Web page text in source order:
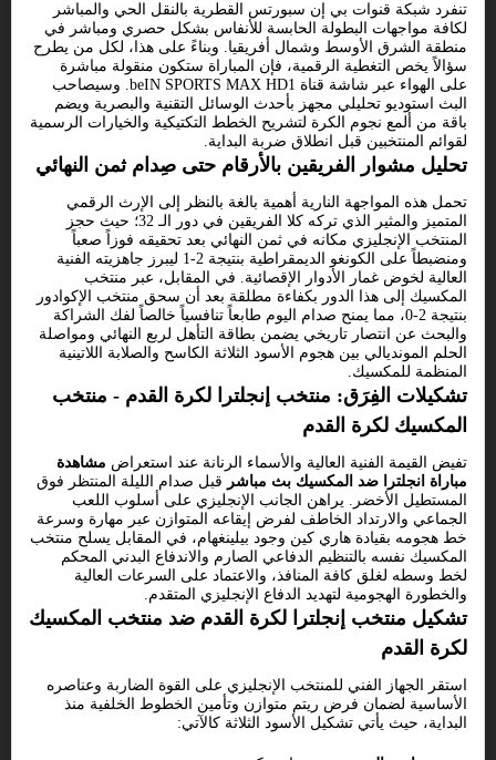
تنفرد شبكة قنوات بي إن سبورتس القطرية بالنقل الحي والمباشر
لكافة مواجهات البطولة الحابسة للأنفاس بشكل حصري ومباشر في
منطقة الشرق الأوسط وشمال أفريقيا. وبناءً على هذا، لكل من يطرح
سؤالاً يخص التغطية الرقمية، فإن المباراة ستكون منقولة مباشرة
على الهواء عبر شاشة قناة beIN SPORTS MAX HD1. وسيصاحب
البث استوديو تحليلي مجهز بأحدث الوسائل التقنية والبصرية ويضم
باقة من ألمع نجوم الكرة لتشريح الخطط التكتيكية والخيارات الرسمية
لقوائم المنتخبين قبل انطلاق ضربة البداية.
تحليل مشوار الفريقين بالأرقام حتى صِدام ثمن النهائي
تحمل هذه المواجهة النارية أهمية بالغة بالنظر إلى الإرث الرقمي
المتميز والمثير الذي تركه كلا الفريقين في دور الـ 32؛ حيث حجز
المنتخب الإنجليزي مكانه في ثمن النهائي بعد تحقيقه فوزاً صعباً
ومنضبطاً على الكونغو الديمقراطية بنتيجة 2-1 ليبرز جاهزيته الفنية
العالية لخوض غمار الأدوار الإقصائية. في المقابل، عبر منتخب
المكسيك إلى هذا الدور بكفاءة مطلقة بعد أن سحق منتخب الإكوادور
بنتيجة 2-0، مما يمنح صدام اليوم طابعاً تنافسياً خالصاً لفك الشراكة
والبحث عن انتصار تاريخي يضمن بطاقة التأهل لربع النهائي ومواصلة
الحلم المونديالي بين هجوم الأسود الثلاثة الكاسح والصلابة اللاتينية
المنظمة للمكسيك.
تشكيلات الفِرَق: منتخب إنجلترا لكرة القدم - منتخب
المكسيك لكرة القدم
تفيض القيمة الفنية العالية والأسماء الرنانة عند استعراض مشاهدة
مباراة انجلترا ضد المكسيك بث مباشر قبل صدام الليلة المنتظر فوق
المستطيل الأخضر. يراهن الجانب الإنجليزي على أسلوب اللعب
الجماعي والارتداد الخاطف لفرض إيقاعه المتوازن عبر مهارة وسرعة
خط هجومه بقيادة هاري كين وجود بيلينغهام، في المقابل يسلح منتخب
المكسيك نفسه بالتنظيم الدفاعي الصارم والاندفاع البدني المحكم
لخط وسطه لغلق كافة المنافذ، والاعتماد على السرعات العالية
والخطورة الهجومية لتهديد الدفاع الإنجليزي المتقدم.
تشكيل منتخب إنجلترا لكرة القدم ضد منتخب المكسيك
لكرة القدم
استقر الجهاز الفني للمنتخب الإنجليزي على القوة الضاربة وعناصره
الأساسية لضمان فرض ريتم متوازن وتأمين الخطوط الخلفية منذ
البداية، حيث يأتي تشكيل الأسود الثلاثة كالآتي: